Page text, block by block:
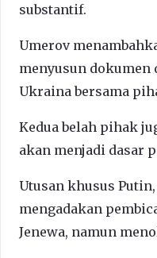
substantif.
Umerov
menyusun
Ukraina bersama
Kedua belah pihak
akan menjadi dasar
Utusan khusus
mengadakan
Jenewa, namun